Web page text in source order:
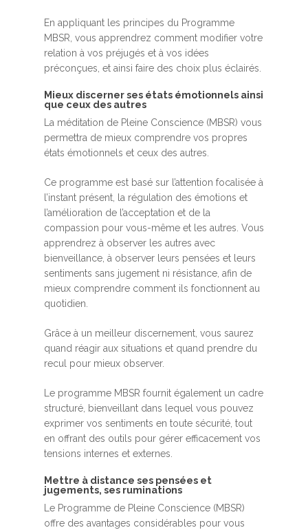
En appliquant les principes du Programme
MBSR, vous apprendrez comment modifier votre
relation à vos préjugés et à vos idées
préconçues, et ainsi faire des choix plus éclairés.
Mieux discerner ses états émotionnels ainsi
que ceux des autres
La méditation de Pleine Conscience (MBSR) vous
permettra de mieux comprendre vos propres
états émotionnels et ceux des autres.
Ce programme est basé sur l’attention focalisée à
l’instant présent, la régulation des émotions et
l’amélioration de l’acceptation et de la
compassion pour vous-même et les autres. Vous
apprendrez à observer les autres avec
bienveillance, à observer leurs pensées et leurs
sentiments sans jugement ni résistance, afin de
mieux comprendre comment ils fonctionnent au
quotidien.
Grâce à un meilleur discernement, vous saurez
quand réagir aux situations et quand prendre du
recul pour mieux observer.
Le programme MBSR fournit également un cadre
structuré, bienveillant dans lequel vous pouvez
exprimer vos sentiments en toute sécurité, tout
en offrant des outils pour gérer efficacement vos
tensions internes et externes.
Mettre à distance ses pensées et
jugements, ses ruminations
Le Programme de Pleine Conscience (MBSR)
offre des avantages considérables pour vous